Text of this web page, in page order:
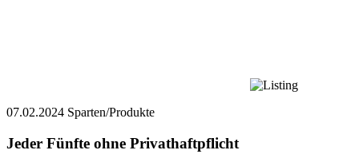
07.02.2024 Sparten/Produkte
Jeder Fünfte ohne Privathaftpflicht